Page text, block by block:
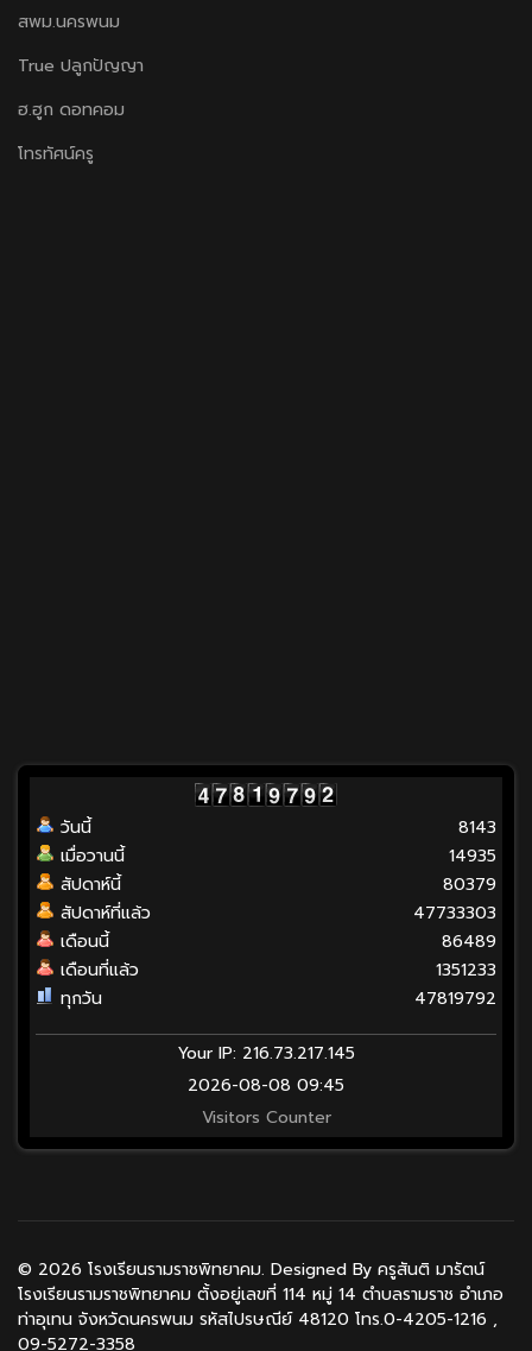
สพม.นครพนม
True ปลูกปัญญา
ฮ.ฮูก ดอทคอม
โทรทัศน์ครู
วันนี้
เมื่อวานนี้
สัปดาห์นี้
สัปดาห์ที่แล้ว
เดือนนี้
เดือนที่แล้ว
ทุกวัน
8143
14935
80379
47733303
86489
1351233
47819792
Your IP: 216.73.217.145
2026-08-08 09:45
Visitors Counter
© 2026 โรงเรียนรามราชพิทยาคม. Designed By ครูสันติ มารัตน์
โรงเรียนรามราชพิทยาคม ตั้งอยู่เลขที่ 114 หมู่ 14 ตำบลรามราช อำเภอ
ท่าอุเทน จังหวัดนครพนม รหัสไปรษณีย์ 48120 โทร.0-4205-1216 ,
09-5272-3358